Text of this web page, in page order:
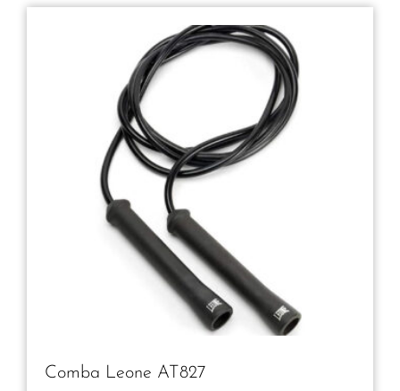
Comba Leone AT827